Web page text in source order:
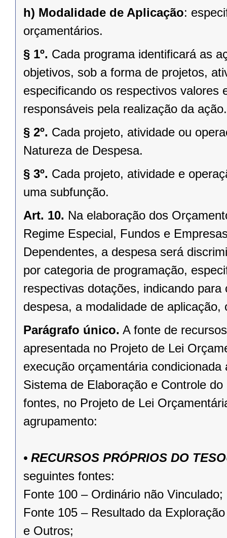
h) Modalidade de Aplicação:
orçamentários.
§ 1º. Cada programa identificará as
objetivos, sob a forma de projetos,
especificando os respectivos valores
responsáveis pela realização da ação.
§ 2º. Cada projeto, atividade ou
Natureza de Despesa.
§ 3º. Cada projeto, atividade e
uma subfunção.
Art. 10. Na elaboração dos
Regime Especial, Fundos e
Dependentes, a despesa será
por categoria de programação,
respectivas dotações, indicando
despesa, a modalidade de
Parágrafo único. A fonte de
apresentada no Projeto de Lei
execução orçamentária
Sistema de Elaboração e Controle
fontes, no Projeto de Lei
agrupamento:
• RECURSOS PRÓPRIOS DO
seguintes fontes:
Fonte 100 – Ordinário não Vinculado;
Fonte 105 – Resultado da
e Outros;